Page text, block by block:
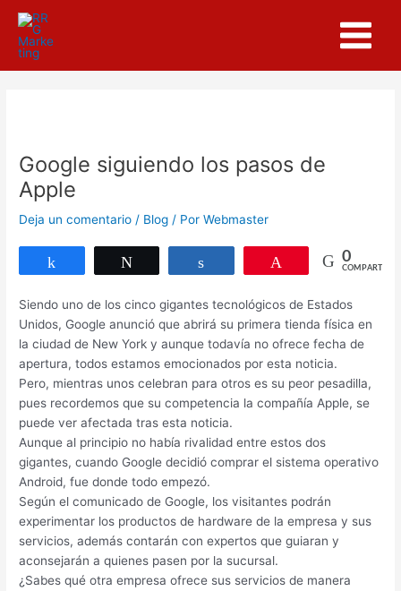
contenido
Menu
Google siguiendo los pasos de
Apple
Deja un comentario / Blog / PorWebmaster
Compartir Compartir 0
COMPARTIR
Siendo uno de los cinco gigantes tecnológicos de Estados
Unidos, Google anunció que abrirá su primera tienda física en
la ciudad de New York y aunque todavía no ofrece fecha de
apertura, todos estamos emocionados por esta noticia.
Pero, mientras unos celebran para otros es su peor pesadilla,
pues recordemos que su competencia la compañía Apple, se
puede ver afectada tras esta noticia.
Aunque al principio no había rivalidad entre estos dos
gigantes, cuando Google decidió comprar el sistema operativo
Android, fue donde todo empezó.
Según el comunicado de Google, los visitantes podrán
experimentar los productos de hardware de la empresa y sus
servicios, además contarán con expertos que guiaran y
aconsejarán a quienes pasen por la sucursal.
¿Sabes qué otra empresa ofrece sus servicios de manera
entradas